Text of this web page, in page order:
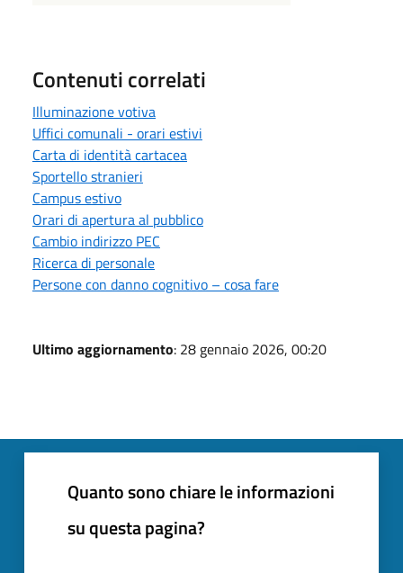
Contenuti correlati
Illuminazione votiva
Uffici comunali - orari estivi
Carta di identità cartacea
Sportello stranieri
Campus estivo
Orari di apertura al pubblico
Cambio indirizzo PEC
Ricerca di personale
Persone con danno cognitivo – cosa fare
Ultimo aggiornamento: 28 gennaio 2026, 00:20
Quanto sono chiare le informazioni
su questa pagina?